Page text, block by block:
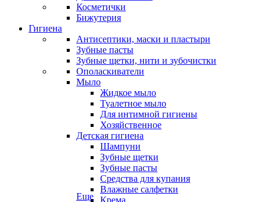
Косметички
Бижутерия
Гигиена
Антисептики, маски и пластыри
Зубные пасты
Зубные щетки, нити и зубочистки
Ополаскиватели
Мыло
Жидкое мыло
Туалетное мыло
Для интимной гигиены
Хозяйственное
Детская гигиена
Шампуни
Зубные щетки
Зубные пасты
Средства для купания
Влажные салфетки
Крема
Еще